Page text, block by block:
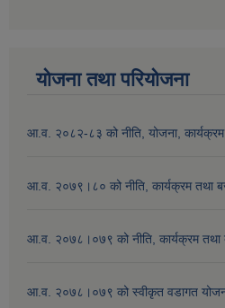
योजना तथा परियोजना
आ.व. २०८२-८३ को नीति, योजना,
आ.व. २०७९।८० को नीति, कार्यक्रम तथा
आ.व. २०७८।०७९ को नीति, कार्यक्रम तथा
आ.व. २०७८।०७९ को स्वीकृत वडागत